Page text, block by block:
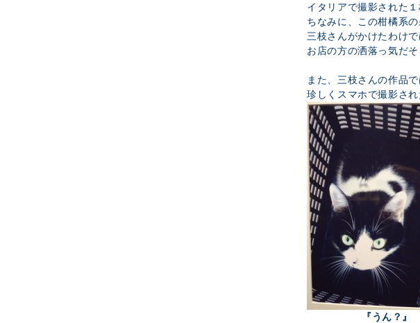
イタリアで撮影された１
ちなみに、この柑橘系
三枝さんがかけたわけで
お店の方の洒落っ気だそ
また、三枝さんの作品で
珍しくスマホで撮影さ
『うん？』